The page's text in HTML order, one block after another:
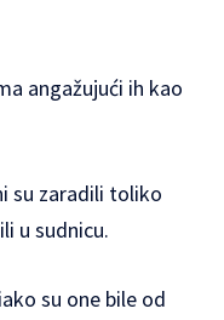
angažujući ih kao
su zaradili toliko
u sudnicu.
su one bile od